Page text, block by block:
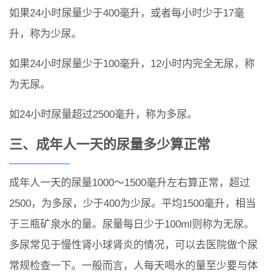
如果24小时尿量少于400毫升，或者每小时少于17毫
升，称为少尿。
如果24小时尿量少于100毫升，12小时内完全无尿，称
为无尿。
如24小时尿量超过2500毫升，称为多尿。
三、成年人一天的尿量多少算正常
成年人一天的尿量1000～1500毫升左右算正常，超过
2500，为多尿，少于400为少尿。平均1500毫升，相当
于三瓶矿泉水的量。尿量每日少于100ml则称为无尿。
多尿常见于慢性肾小球肾炎的情况，可以去医院做个尿
常规检查一下。一般而言，人每天喝水的量至少要与体